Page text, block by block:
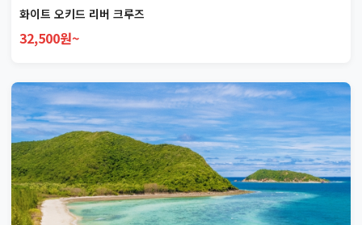
화이트 오키드 리버 크루즈
32,500원~